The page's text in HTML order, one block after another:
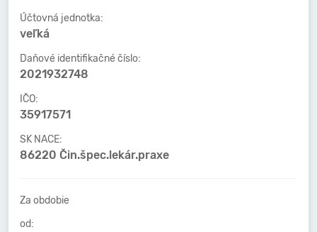
Účtovná jednotka:
veľká
Daňové identifikačné číslo:
2021932748
IČO:
35917571
SK NACE:
86220 Čin.špec.lekár.praxe
Za obdobie
od: